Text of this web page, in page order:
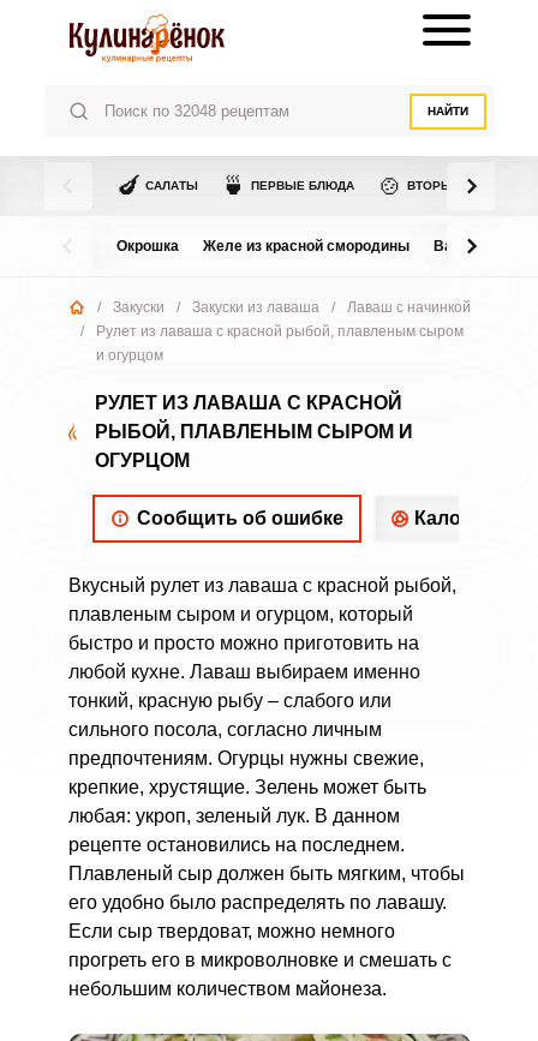
НАЙТИ
🍆 САЛАТЫ 🍵 ПЕРВЫЕ БЛЮДА 🍲 ВТОРЫЕ БЛЮДА
Окрошка Желе из красной смородины Варенье из
/ Закуски / Закуски из лаваша /
Лаваш с начинкой
/
Рулет из лаваша с красной рыбой, плавленым сыром
и огурцом
РУЛЕТ ИЗ ЛАВАША С КРАСНОЙ
РЫБОЙ, ПЛАВЛЕНЫМ СЫРОМ И
ОГУРЦОМ
Сообщить об ошибке
Вкусный рулет из лаваша с красной рыбой,
плавленым сыром и огурцом, который
быстро и просто можно приготовить на
любой кухне. Лаваш выбираем именно
тонкий, красную рыбу – слабого или
сильного посола, согласно личным
предпочтениям. Огурцы нужны свежие,
крепкие, хрустящие. Зелень может быть
любая: укроп, зеленый лук. В данном
рецепте остановились на последнем.
Плавленый сыр должен быть мягким, чтобы
его удобно было распределять по лавашу.
Если сыр твердоват, можно немного
прогреть его в микроволновке и смешать с
небольшим количеством майонеза.